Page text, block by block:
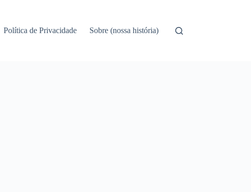
Política de Privacidade Sobre (nossa história)